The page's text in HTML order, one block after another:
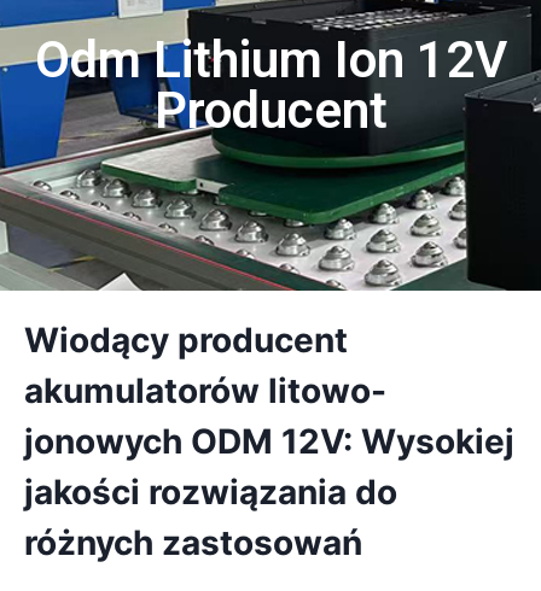
Odm Lithium Ion 12V
Producent
Wiodący producent
akumulatorów litowo-
jonowych ODM 12V: Wysokiej
jakości rozwiązania do
różnych zastosowań